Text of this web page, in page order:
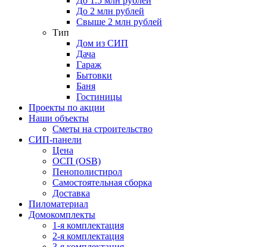
До 2 млн рублей
Свыше 2 млн рублей
Тип
Дом из СИП
Дача
Гараж
Бытовки
Баня
Гостиницы
Проекты по акции
Наши объекты
Сметы на строительство
СИП-панели
Цена
ОСП (OSB)
Пенополистирол
Самостоятельная сборка
Доставка
Пиломатериал
Домокомплекты
1-я комплектация
2-я комплектация